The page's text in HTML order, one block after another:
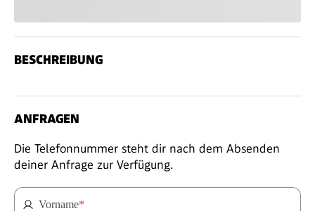
BESCHREIBUNG
ANFRAGEN
Die Telefonnummer steht dir nach dem Absenden
deiner Anfrage zur Verfügung.
Vorname*